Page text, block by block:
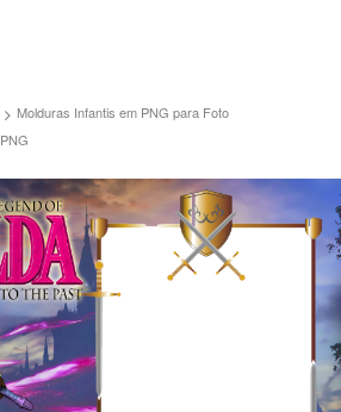
Molduras Infantis em PNG para Foto